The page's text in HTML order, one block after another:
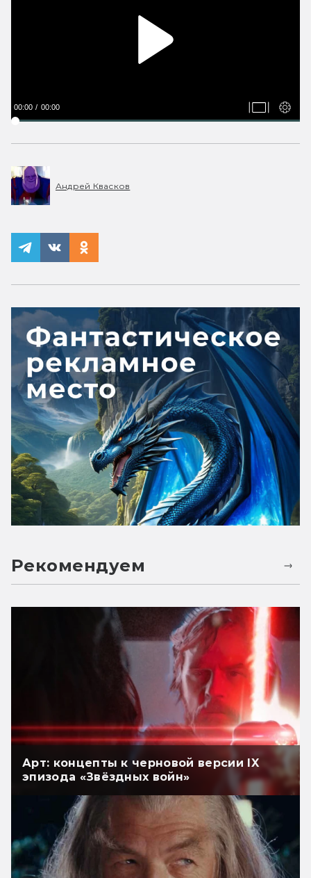
00:00 00:00
Андрей Квасков
Рекомендуем
Арт: концепты к черновой версии IX
эпизода «Звёздных войн»